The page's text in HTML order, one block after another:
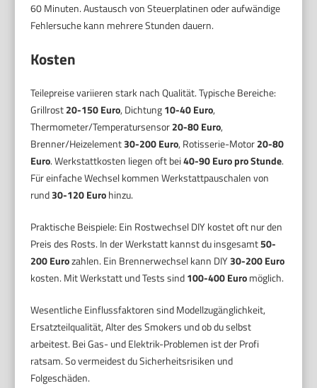
60 Minuten. Austausch von Steuerplatinen oder aufwändige
Fehlersuche kann mehrere Stunden dauern.
Kosten
Teilepreise variieren stark nach Qualität. Typische Bereiche:
Grillrost20-150 Euro, Dichtung10-40 Euro,
Thermometer/Temperatursensor20-80 Euro,
Brenner/Heizelement30-200 Euro, Rotisserie-Motor20-80
Euro. Werkstattkosten liegen oft bei40-90 Euro pro Stunde.
Für einfache Wechsel kommen Werkstattpauschalen von
rund30-120 Eurohinzu.
Praktische Beispiele: Ein Rostwechsel DIY kostet oft nur den
Preis des Rosts. In der Werkstatt kannst du insgesamt50-
200 Eurozahlen. Ein Brennerwechsel kann DIY30-200 Euro
kosten. Mit Werkstatt und Tests sind100-400 Euromöglich.
Wesentliche Einflussfaktoren sind Modellzugänglichkeit,
Ersatzteilqualität, Alter des Smokers und ob du selbst
arbeitest. Bei Gas- und Elektrik-Problemen ist der Profi
ratsam. So vermeidest du Sicherheitsrisiken und
Folgeschäden.